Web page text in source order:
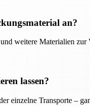
an?
weitere Materialien
lassen?
einzelne Transporte –